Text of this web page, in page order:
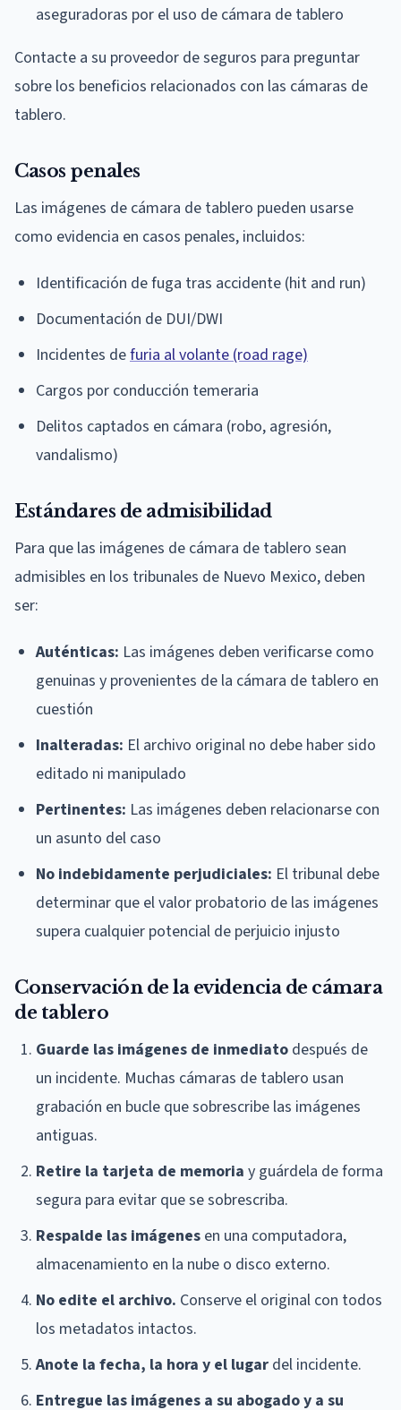
aseguradoras por el uso de cámara de tablero
Contacte a su proveedor de seguros para preguntar
sobre los beneficios relacionados con las cámaras de
tablero.
Casos penales
Las imágenes de cámara de tablero pueden usarse
como evidencia en casos penales, incluidos:
Identificación de fuga tras accidente (hit and run)
Documentación de DUI/DWI
Incidentes defuria al volante (road rage)
Cargos por conducción temeraria
Delitos captados en cámara (robo, agresión,
vandalismo)
Estándares de admisibilidad
Para que las imágenes de cámara de tablero sean
admisibles en los tribunales de Nuevo Mexico, deben
ser:
Auténticas: Las imágenes deben verificarse como
genuinas y provenientes de la cámara de tablero en
cuestión
Inalteradas: El archivo original no debe haber sido
editado ni manipulado
Pertinentes: Las imágenes deben relacionarse con
un asunto del caso
No indebidamente perjudiciales: El tribunal debe
determinar que el valor probatorio de las imágenes
supera cualquier potencial de perjuicio injusto
Conservación de la evidencia de cámara
de tablero
Guarde las imágenes de inmediato después de
un incidente. Muchas cámaras de tablero usan
grabación en bucle que sobrescribe las imágenes
antiguas.
Retire la tarjeta de memoria y guárdela de forma
segura para evitar que se sobrescriba.
Respalde las imágenes en una computadora,
almacenamiento en la nube o disco externo.
No edite el archivo. Conserve el original con todos
los metadatos intactos.
Anote la fecha, la hora y el lugar del incidente.
Entregue las imágenes a su abogado y a su